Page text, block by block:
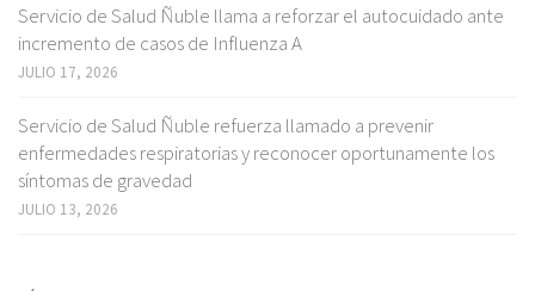
Servicio de Salud Ñuble llama a reforzar el autocuidado ante
incremento de casos de Influenza A
JULIO 17, 2026
Servicio de Salud Ñuble refuerza llamado a prevenir
enfermedades respiratorias y reconocer oportunamente los
síntomas de gravedad
JULIO 13, 2026